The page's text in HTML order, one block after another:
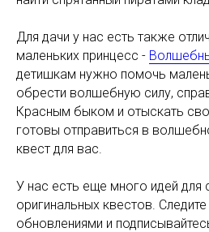
Для дачи у нас есть также
маленьких принцесс -
детишкам нужно помочь
обрести волшебную силу,
Красным быком и отыскать
готовы отправиться в
квест для вас.
У нас есть еще много идей для
оригинальных квестов.
обновлениями и